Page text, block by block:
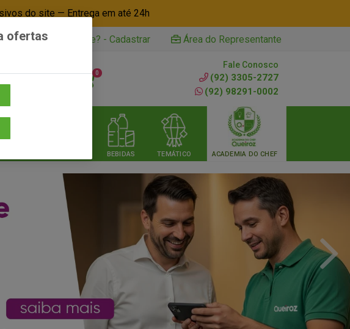
do site — Entrega em até 24h
Não é cliente? - Cadastrar Área do Representante
0
Fale Conosco
(92) 3305-2727
(92) 98291-0002
BEBIDAS TEMÁTICO ACADEMIA DO CHEF
ofertas